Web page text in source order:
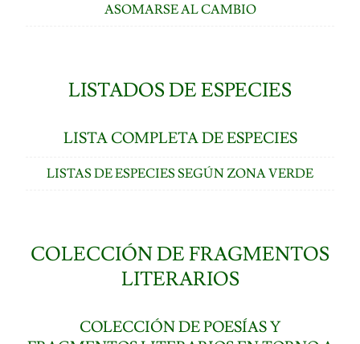
ASOMARSE AL CAMBIO
LISTADOS DE ESPECIES
LISTA COMPLETA DE ESPECIES
LISTAS DE ESPECIES SEGÚN ZONA VERDE
COLECCIÓN DE FRAGMENTOS
LITERARIOS
COLECCIÓN DE POESÍAS Y